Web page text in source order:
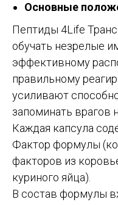
Основные
Пептиды 4Life
обучать незрелые
эффективному
правильному
усиливают
запоминать врагов
Каждая капсула
Фактор формулы
факторов из
куриного яйца).
В состав формулы